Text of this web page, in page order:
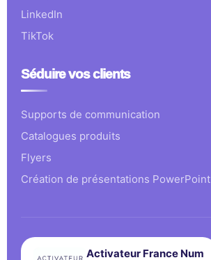
LinkedIn
TikTok
Séduire vos clients
Supports de communication
Catalogues produits
Flyers
Création de présentations PowerPoint
Activateur France Num